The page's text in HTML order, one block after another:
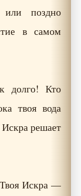
поздно
в самом
Кто
твоя вода
решает
Искра —